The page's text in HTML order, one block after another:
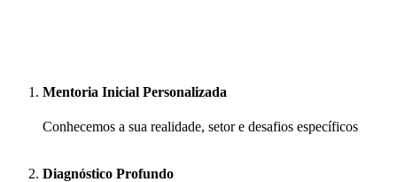
Mentoria Inicial Personalizada
Conhecemos a sua realidade, setor e desafios específicos
Diagnóstico Profundo